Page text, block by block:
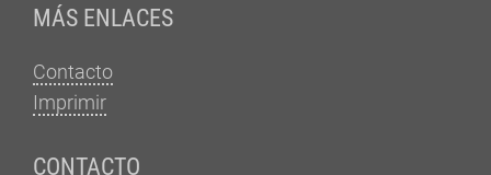
MÁS ENLACES
Contacto
Imprimir
CONTACTO